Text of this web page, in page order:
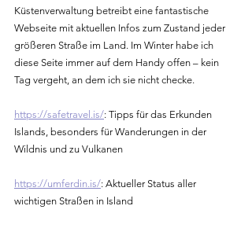
Küstenverwaltung betreibt eine fantastische
Webseite mit aktuellen Infos zum Zustand jeder
größeren Straße im Land. Im Winter habe ich
diese Seite immer auf dem Handy offen – kein
Tag vergeht, an dem ich sie nicht checke.
https://safetravel.is/: Tipps für das Erkunden
Islands, besonders für Wanderungen in der
Wildnis und zu Vulkanen
https://umferdin.is/: Aktueller Status aller
wichtigen Straßen in Island